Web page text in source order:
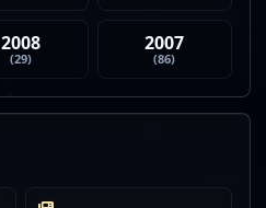
2008
(29)
2007
(86)